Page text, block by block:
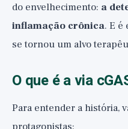
do envelhecimento: a
inflamação crônica. E é
se tornou um alvo
O que é a via
Para entender a história,